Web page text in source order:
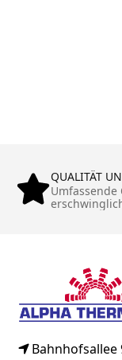
QUALITÄT
Bahnhofsallee